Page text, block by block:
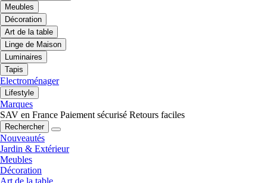
Meubles
Décoration
Art de la table
Linge de Maison
Luminaires
Tapis
Electroménager
Lifestyle
Marques
SAV en France Paiement sécurisé Retours faciles
Rechercher
Nouveautés
Jardin & Extérieur
Meubles
Décoration
Art de la table